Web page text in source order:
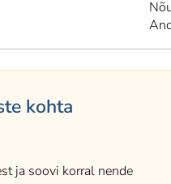
kohta
ja soovi korral nende